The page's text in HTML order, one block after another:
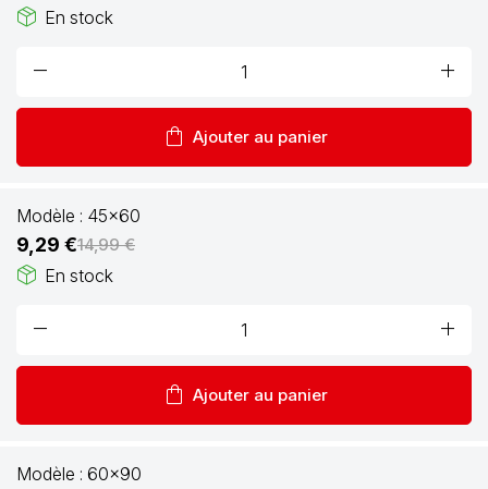
package_2 En stock
remove add
shopping_bag Ajouter au panier
Modèle : 45x60
9,29 €14,99 €
package_2 En stock
remove add
shopping_bag Ajouter au panier
Modèle : 60x90